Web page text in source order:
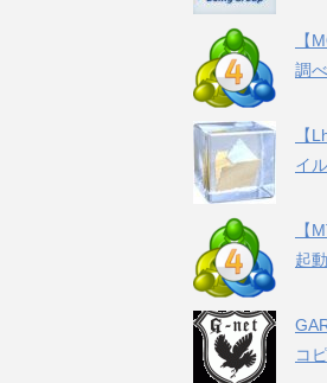
【
調
【
イ
【
起
コ